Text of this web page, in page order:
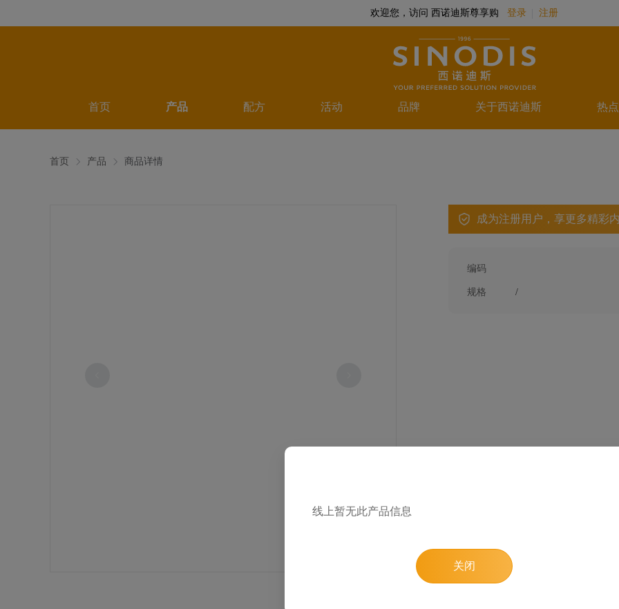
欢迎您，访问 西诺迪斯尊享购 登录 注册
首页 产品 配方 活动 品牌 关于西诺迪斯 热
首页 产品 商品详情
成为注册用户，享更多精彩
编码
规格 /
线上暂无此产品信息
关闭